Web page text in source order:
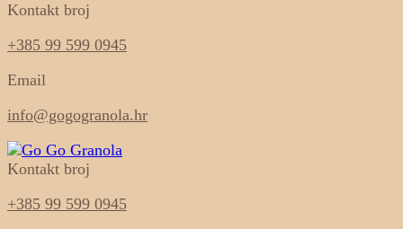
Kontakt broj
+385 99 599 0945
Email
info@gogogranola.hr
Go Go Granola
Kontakt broj
+385 99 599 0945